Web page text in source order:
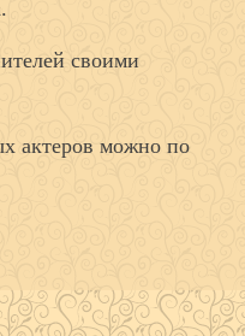
своими
актеров можно по